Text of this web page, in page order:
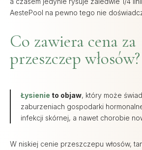
AestePool na pewno tego nie
Co zawiera cena za
przeszczep włosów?
Łysienie to objaw, który może
zaburzeniach gospodarki
infekcji skórnej, a nawet chorobie
W niskiej cenie przeszczepu włosów,